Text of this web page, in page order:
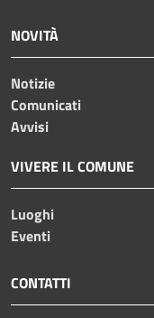
NOVITÀ
Notizie
Comunicati
Avvisi
VIVERE IL COMUNE
Luoghi
Eventi
CONTATTI